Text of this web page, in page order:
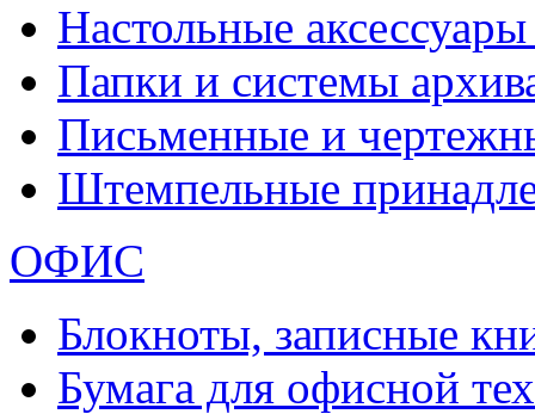
Настольные
Папки и системы
Письменные и
Штемпельные
ОФИС
Блокноты, записные
Бумага для офисной